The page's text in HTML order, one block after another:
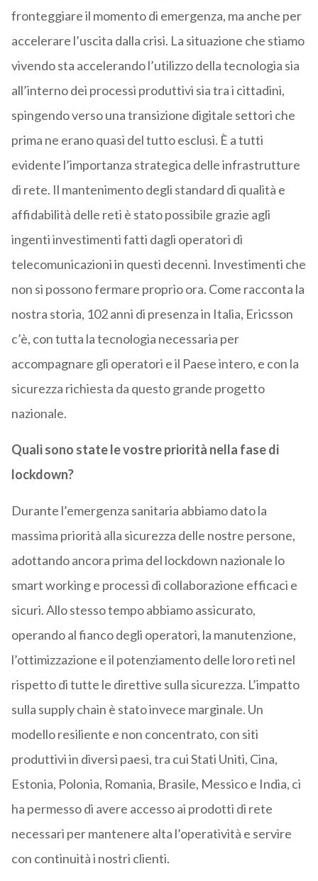
fronteggiare il momento di emergenza, ma anche per
accelerare l’uscita dalla crisi. La situazione che stiamo
vivendo sta accelerando l’utilizzo della tecnologia sia
all’interno dei processi produttivi sia tra i cittadini,
spingendo verso una transizione digitale settori che
prima ne erano quasi del tutto esclusi. È a tutti
evidente l’importanza strategica delle infrastrutture
di rete. Il mantenimento degli standard di qualità e
affidabilità delle reti è stato possibile grazie agli
ingenti investimenti fatti dagli operatori di
telecomunicazioni in questi decenni. Investimenti che
non si possono fermare proprio ora. Come racconta la
nostra storia, 102 anni di presenza in Italia, Ericsson
c’è, con tutta la tecnologia necessaria per
accompagnare gli operatori e il Paese intero, e con la
sicurezza richiesta da questo grande progetto
nazionale.
Quali sono state le vostre priorità nella fase di
lockdown?
Durante l’emergenza sanitaria abbiamo dato la
massima priorità alla sicurezza delle nostre persone,
adottando ancora prima del lockdown nazionale lo
smart working e processi di collaborazione efficaci e
sicuri. Allo stesso tempo abbiamo assicurato,
operando al fianco degli operatori, la manutenzione,
l’ottimizzazione e il potenziamento delle loro reti nel
rispetto di tutte le direttive sulla sicurezza. L’impatto
sulla supply chain è stato invece marginale. Un
modello resiliente e non concentrato, con siti
produttivi in diversi paesi, tra cui Stati Uniti, Cina,
Estonia, Polonia, Romania, Brasile, Messico e India, ci
ha permesso di avere accesso ai prodotti di rete
necessari per mantenere alta l’operatività e servire
con continuità i nostri clienti.